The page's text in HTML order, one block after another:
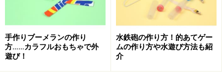
手作りブーメランの作り
方……カラフルおもちゃで外
遊び！
水鉄砲の作り方！的あてゲー
ムの作り方や水遊び方法も紹
介